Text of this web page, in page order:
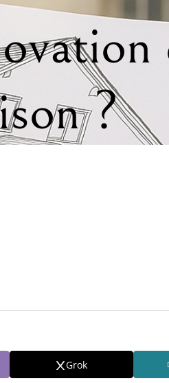
?
Grok